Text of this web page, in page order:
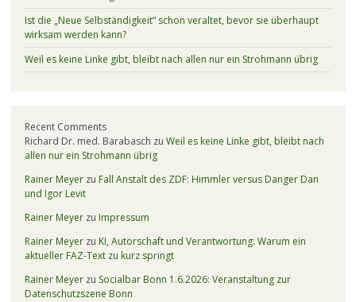
Ist die „Neue Selbständigkeit“ schon veraltet, bevor sie überhaupt
wirksam werden kann?
Weil es keine Linke gibt, bleibt nach allen nur ein Strohmann übrig
Recent Comments
Richard Dr. med. Barabasch zu Weil es keine Linke gibt, bleibt nach
allen nur ein Strohmann übrig
Rainer Meyerzu Fall Anstalt des ZDF: Himmler versus Danger Dan
und Igor Levit
Rainer Meyerzu Impressum
Rainer Meyerzu KI, Autorschaft und Verantwortung: Warum ein
aktueller FAZ-Text zu kurz springt
Rainer Meyerzu Socialbar Bonn 1.6.2026: Veranstaltung zur
Datenschutzszene Bonn